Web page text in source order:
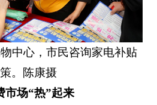
中心，市民咨询家电补贴
。陈康摄
市场“热”起来